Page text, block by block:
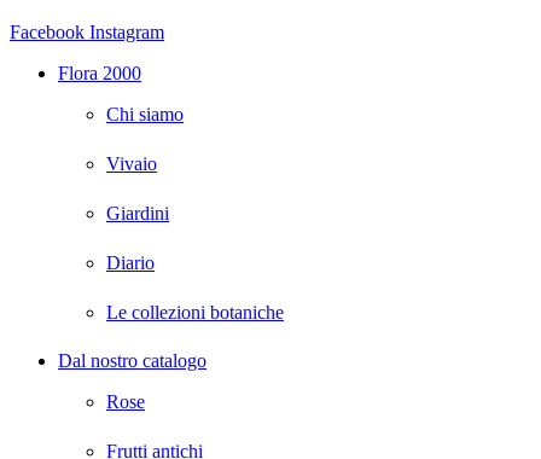
Facebook Instagram
Flora 2000
Chi siamo
Vivaio
Giardini
Diario
Le collezioni botaniche
Dal nostro catalogo
Rose
Frutti antichi